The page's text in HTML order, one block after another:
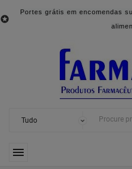

Portes grátis em encomendas
